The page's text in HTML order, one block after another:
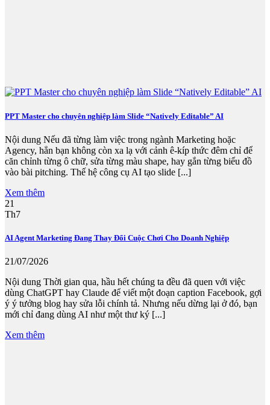
PPT Master cho chuyên nghiệp làm Slide “Natively Editable” AI
Nội dung Nếu đã từng làm việc trong ngành Marketing hoặc
Agency, hẳn bạn không còn xa lạ với cảnh ê-kíp thức đêm chỉ để
căn chỉnh từng ô chữ, sửa từng màu shape, hay gắn từng biểu đồ
vào bài pitching. Thế hệ công cụ AI tạo slide [...]
Xem thêm
21
Th7
AI Agent Marketing Đang Thay Đổi Cuộc Chơi Cho Doanh Nghiệp
21/07/2026
Nội dung Thời gian qua, hầu hết chúng ta đều đã quen với việc
dùng ChatGPT hay Claude để viết một đoạn caption Facebook, gợi
ý ý tưởng blog hay sửa lỗi chính tả. Nhưng nếu dừng lại ở đó, bạn
mới chỉ đang dùng AI như một thư ký [...]
Xem thêm